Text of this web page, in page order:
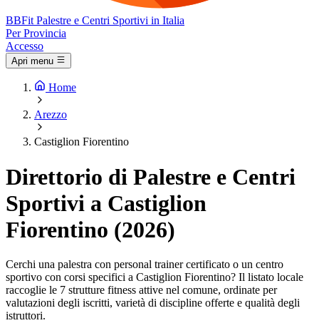
BBFit Palestre e Centri Sportivi in Italia
Per Provincia
Accesso
Apri menu
Home
Arezzo
Castiglion Fiorentino
Direttorio di Palestre e Centri
Sportivi a Castiglion
Fiorentino (2026)
Cerchi una palestra con personal trainer certificato o un centro
sportivo con corsi specifici a Castiglion Fiorentino? Il listato locale
raccoglie le 7 strutture fitness attive nel comune, ordinate per
valutazioni degli iscritti, varietà di discipline offerte e qualità degli
istruttori.